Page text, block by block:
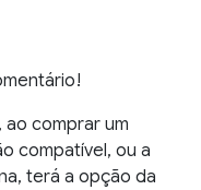
ao comprar um
compatível, ou a
terá a opção da